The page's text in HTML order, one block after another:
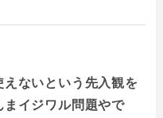
ないという先入観を
イジワル問題やで